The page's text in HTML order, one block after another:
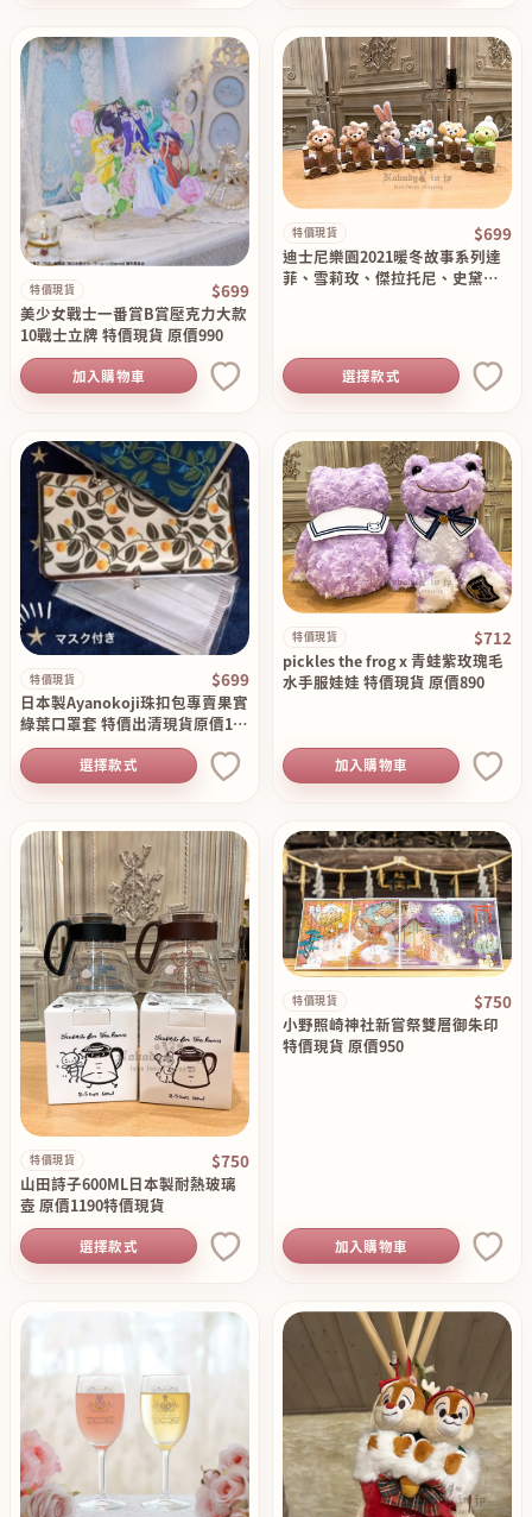
特價現貨 $699
美少女戰士一番賞B賞壓克力大款
10戰士立牌 特價現貨 原價990
加入購物車
特價現貨 $699
迪士尼樂園2021暖冬故事系列達
菲、雪莉玫、傑拉托尼、史黛拉
選擇款式
特價現貨 $699
日本製Ayanokoji珠扣包專賣果實
綠葉口罩套 特價出清現貨原價139
0
選擇款式
特價現貨 $712
pickles the frog x 青蛙紫玫瑰毛
水手服娃娃 特價現貨 原價890
加入購物車
特價現貨 $750
山田詩子600ML日本製耐熱玻璃
壺 原價1190特價現貨
選擇款式
特價現貨 $750
小野照崎神社新嘗祭雙層御朱印
特價現貨 原價950
加入購物車